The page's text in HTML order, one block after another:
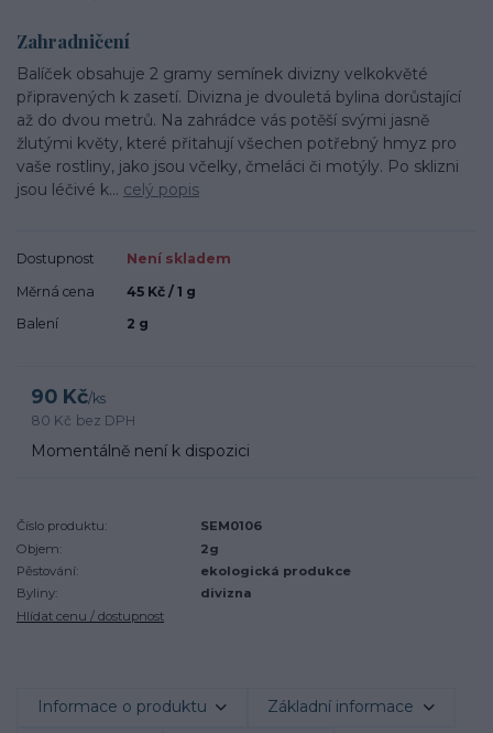
Zahradničení
Balíček obsahuje 2 gramy semínek divizny velkokvěté
připravených k zasetí. Divizna je dvouletá bylina dorůstající
až do dvou metrů. Na zahrádce vás potěší svými jasně
žlutými květy, které přitahují všechen potřebný hmyz pro
vaše rostliny, jako jsou včelky, čmeláci či motýly. Po sklizni
jsou léčivé k... celý popis
Dostupnost
Není skladem
Měrná cena
45 Kč / 1 g
Balení
2 g
90 Kč/ks
80 Kč bez DPH
Momentálně není k dispozici
Číslo produktu:
SEM0106
Objem:
2g
Pěstování:
ekologická produkce
Byliny:
divizna
Hlídat cenu / dostupnost
Informace o produktu Základní informace